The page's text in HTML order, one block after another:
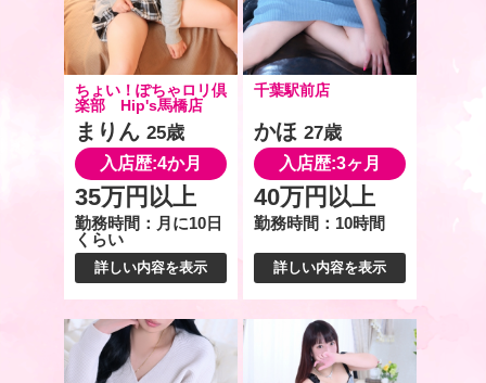
ちょい！ぽちゃロリ倶
楽部 Hip's馬橋店
まりん 25歳
入店歴:4か月
35万円以上
勤務時間：月に10日
くらい
詳しい内容を表示
千葉駅前店
かほ 27歳
入店歴:3ヶ月
40万円以上
勤務時間：10時間
詳しい内容を表示